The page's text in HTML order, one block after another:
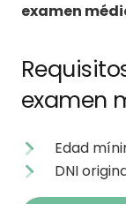
examen
examen
Edad
DNI